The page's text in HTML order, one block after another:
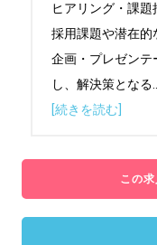
ヒアリング・課
採用課題や潜在的
企画・プレゼンテ
し、解決策となる
[続きを読む]
この